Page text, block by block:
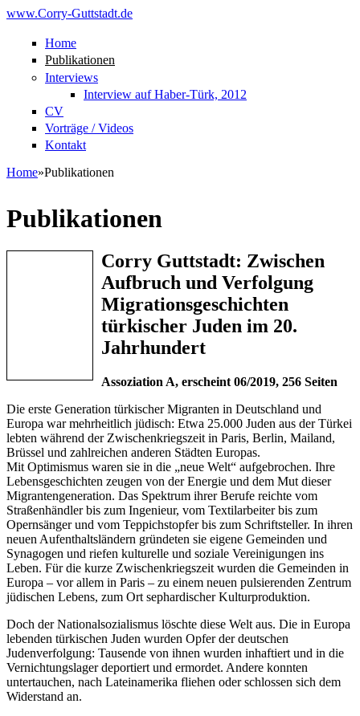
Skip to main content
www.Corry-Guttstadt.de
Home
Publikationen
Interviews
Interview auf Haber-Türk, 2012
CV
Vorträge / Videos
Kontakt
Home»Publikationen
Publikationen
Corry Guttstadt: Zwischen
Aufbruch und Verfolgung
Migrationsgeschichten
türkischer Juden im 20.
Jahrhundert
Assoziation A, erscheint 06/2019, 256 Seiten
Die erste Generation türkischer Migranten in Deutschland und
Europa war mehrheitlich jüdisch: Etwa 25.000 Juden aus der Türkei
lebten während der Zwischenkriegszeit in Paris, Berlin, Mailand,
Brüssel und zahlreichen anderen Städten Europas.
Mit Optimismus waren sie in die „neue Welt“ aufgebrochen. Ihre
Lebensgeschichten zeugen von der Energie und dem Mut dieser
Migrantengeneration. Das Spektrum ihrer Berufe reichte vom
Straßenhändler bis zum Ingenieur, vom Textilarbeiter bis zum
Opernsänger und vom Teppichstopfer bis zum Schriftsteller. In ihren
neuen Aufenthaltsländern gründeten sie eigene Gemeinden und
Synagogen und riefen kulturelle und soziale Vereinigungen ins
Leben. Für die kurze Zwischenkriegszeit wurden die Gemeinden in
Europa – vor allem in Paris – zu einem neuen pulsierenden Zentrum
jüdischen Lebens, zum Ort sephardischer Kulturproduktion.
Doch der Nationalsozialismus löschte diese Welt aus. Die in Europa
lebenden türkischen Juden wurden Opfer der deutschen
Judenverfolgung: Tausende von ihnen wurden inhaftiert und in die
Vernichtungslager deportiert und ermordet. Andere konnten
untertauchen, nach Lateinamerika fliehen oder schlossen sich dem
Widerstand an.